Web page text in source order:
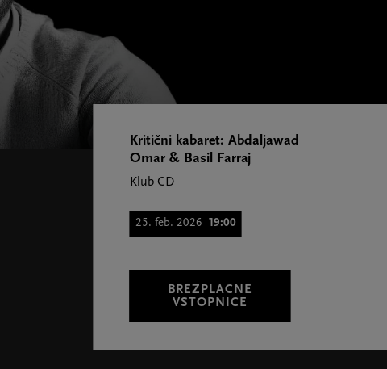
Kritični kabaret: Abdaljawad
Omar & Basil Farraj
Klub CD
25. feb. 2026 19:00
BREZPLAČNE
VSTOPNICE